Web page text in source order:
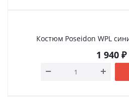
Костюм Poseidon WPL
1 940₽